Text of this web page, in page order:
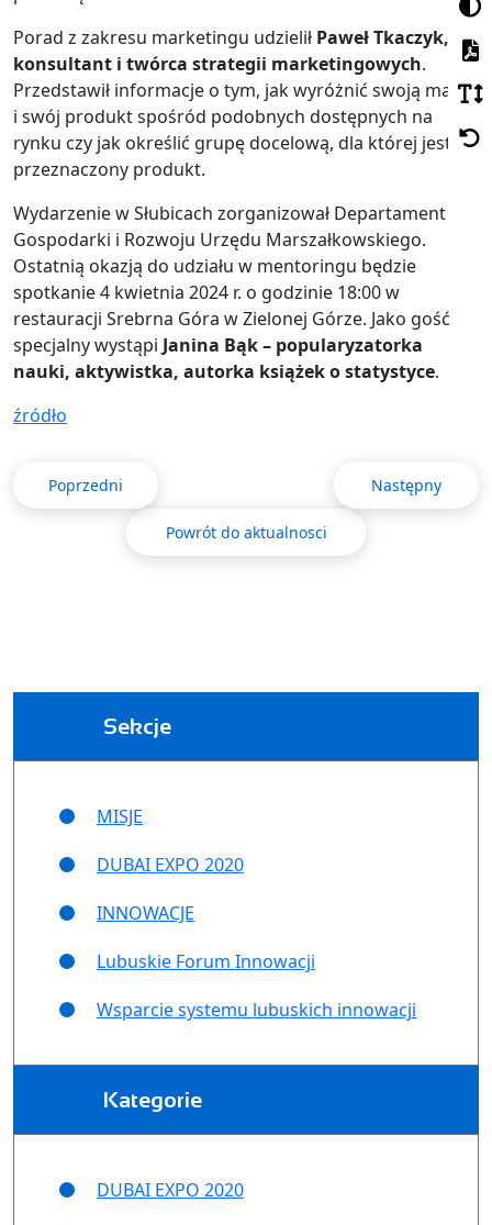
Porad z zakresu marketingu udzielił Paweł Tkaczyk,
konsultant i twórca strategii marketingowych.
Przedstawił informacje o tym, jak wyróżnić swoją markę
i swój produkt spośród podobnych dostępnych na
rynku czy jak określić grupę docelową, dla której jest
przeznaczony produkt.
Wydarzenie w Słubicach zorganizował Departament
Gospodarki i Rozwoju Urzędu Marszałkowskiego.
Ostatnią okazją do udziału w mentoringu będzie
spotkanie 4 kwietnia 2024 r. o godzinie 18:00 w
restauracji Srebrna Góra w Zielonej Górze. Jako gość
specjalny wystąpi Janina Bąk– popularyzatorka
nauki, aktywistka, autorka książek o statystyce.
źródło
Poprzedni Następny
Powrót do aktualnosci
Sekcje
MISJE
DUBAI EXPO 2020
INNOWACJE
Lubuskie Forum Innowacji
Wsparcie systemu lubuskich innowacji
Kategorie
DUBAI EXPO 2020